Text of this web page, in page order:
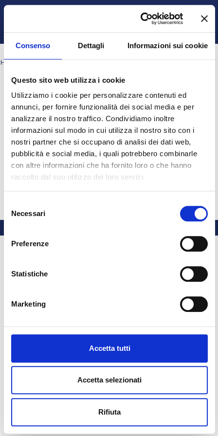
Consenso Dettagli Informazioni sui cookie
Questo sito web utilizza i cookie
Utilizziamo i cookie per personalizzare contenuti ed
annunci, per fornire funzionalità dei social media e per
analizzare il nostro traffico. Condividiamo inoltre
informazioni sul modo in cui utilizza il nostro sito con i
nostri partner che si occupano di analisi dei dati web,
pubblicità e social media, i quali potrebbero combinarle
con altre informazioni che ha fornito loro o che hanno
raccolto dal suo utilizzo dei loro servizi.
delNecessari
Preferenze
Statistiche
Marketing
Accetta tutti
Accetta selezionati
Rifiuta
Vai al contenuto principale
Pannello laterale
Attiva/disattiva input di ricerca
Ospite Login
HOME PAGINE DEL SITO
Blocchi
Blocchi
Blocchi
Blocchi
ch2_q21tassa
Nessun risultato per "ch2_q21tassa"
Ottieni l'app mobile
© 2025 - Universita' degli Studi "Magna Græcia" di Catanzaro-
Campus Universitario "Salvatore Venuta"
Viale Europa - Localitá Germaneto (88100) CATANZARO - Tel.